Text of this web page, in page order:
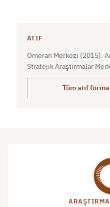
ATIF
Ömeran Merkezi (2015).
Stratejik Araştırmalar
Tüm atıf